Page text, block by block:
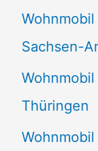
Sachsen-
Thüringen